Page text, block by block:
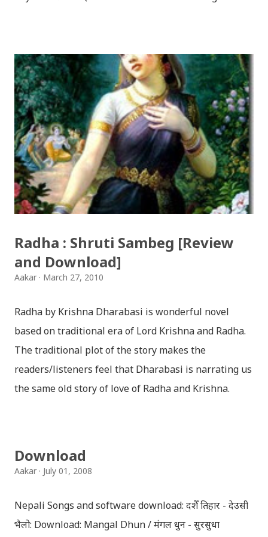
Songs: diyo baali sanjh ko / दियो बाली साँझ को
Download: Tihar Dhun (Deusi,Bhailo)/ तिहार धुन(देउसी
भैलो)- सुरसुधा नोट: यी अपलोड गरिएका गितसंगितहरु व्यावसायिक
प्रायोजनको लागि प्रयोग नगर्न आग्रह गर्दछौँ । इन्टरनेटमा भेटिएका
गितहरुलाई हामीले यहाँ एकै ठाउँमा सजिलोको लागि राखिदिएको मात्र
हौँ । तपाई यदि यी गित संगितको सर्जक हुनुहुन्छ र गित संगित यहाँबाट
हटाउनुपर्ने भए जानकारी गराउनुहोला । फेरी एकपटक शुभ दिपावलीको
हार्दिक मंगलमय शुभकामना व्यक्त गर्दछौँ ।
Radha : Shruti Sambeg [Review
and Download]
Aakar March 27, 2010
Radha by Krishna Dharabasi is wonderful novel
based on traditional era of Lord Krishna and Radha.
The traditional plot of the story makes the
readers/listeners feel that Dharabasi is narrating us
the same old story of love of Radha and Krishna.
amazed while ending it up. Radha and Krishna are
together since childhood. But in teenage they are
separated (as in the traditional story) and Lord
Download
Aakar July 01, 2008
Nepali Songs and software download: दशैँ तिहार - देउसी
भैलो: Download: Mangal Dhun / मंगल धुन - सुरसुधा